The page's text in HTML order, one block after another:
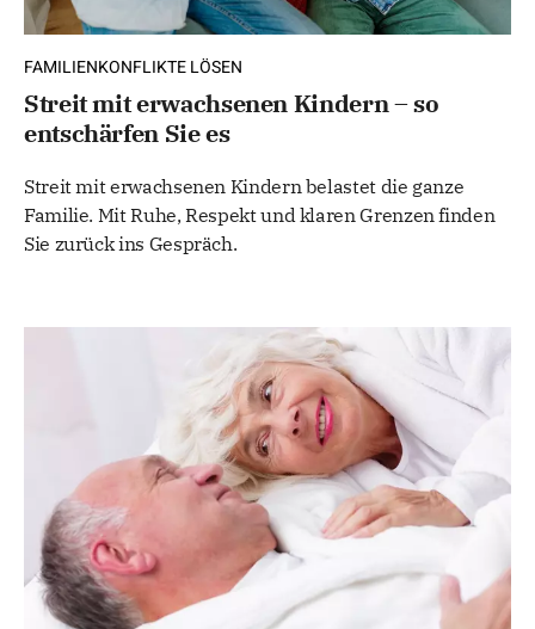
FAMILIENKONFLIKTE LÖSEN
Streit mit erwachsenen Kindern – so
entschärfen Sie es
Streit mit erwachsenen Kindern belastet die ganze
Familie. Mit Ruhe, Respekt und klaren Grenzen finden
Sie zurück ins Gespräch.